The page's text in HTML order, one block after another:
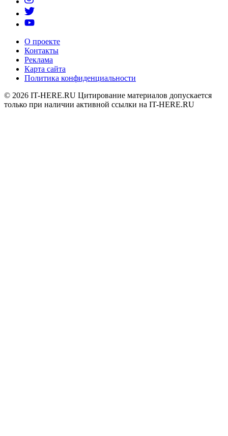
О проекте
Контакты
Реклама
Карта сайта
Политика конфиденциальности
© 2026 IT-HERE.RU Цитирование материалов допускается
только при наличии активной ссылки на IT-HERE.RU